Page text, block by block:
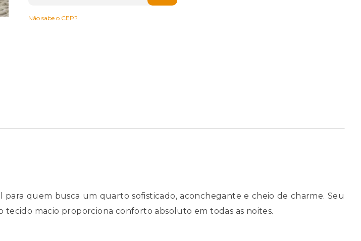
Não sabe o CEP?
quem busca um quarto sofisticado, aconchegante e cheio de charme. Seu
macio proporciona conforto absoluto em todas as noites.